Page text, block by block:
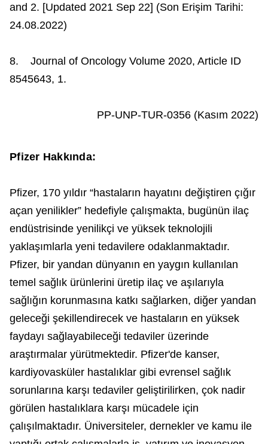
and 2. [Updated 2021 Sep 22] (Son Erişim Tarihi:
24.08.2022)
8. Journal of Oncology Volume 2020, Article ID
8545643, 1.
PP-UNP-TUR-0356 (Kasım 2022)
Pfizer Hakkında:
Pfizer, 170 yıldır “hastaların hayatını değiştiren çığır
açan yenilikler” hedefiyle çalışmakta, bugünün ilaç
endüstrisinde yenilikçi ve yüksek teknolojili
yaklaşımlarla yeni tedavilere odaklanmaktadır.
Pfizer, bir yandan dünyanın en yaygın kullanılan
temel sağlık ürünlerini üretip ilaç ve aşılarıyla
sağlığın korunmasına katkı sağlarken, diğer yandan
geleceği şekillendirecek ve hastaların en yüksek
faydayı sağlayabileceği tedaviler üzerinde
araştırmalar yürütmektedir. Pfizer'de kanser,
kardiyovasküler hastalıklar gibi evrensel sağlık
sorunlarına karşı tedaviler geliştirilirken, çok nadir
görülen hastalıklara karşı mücadele için
çalışılmaktadır. Üniversiteler, dernekler ve kamu ile